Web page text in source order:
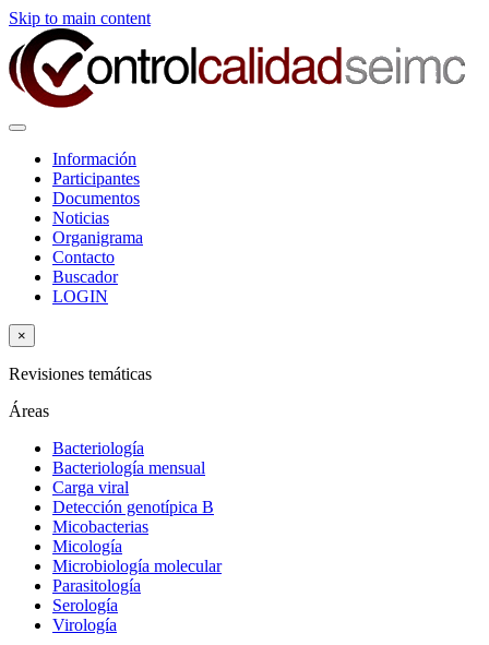
Skip to main content
Información
Participantes
Documentos
Noticias
Organigrama
Contacto
Buscador
LOGIN
×
Revisiones temáticas
Áreas
Bacteriología
Bacteriología mensual
Carga viral
Detección genotípica B
Micobacterias
Micología
Microbiología molecular
Parasitología
Serología
Virología